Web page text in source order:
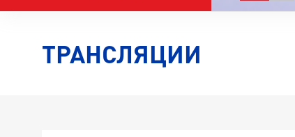
ТРАНСЛЯЦИИ